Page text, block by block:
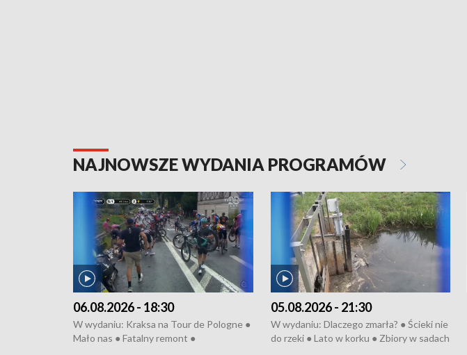
NAJNOWSZE WYDANIA PROGRAMÓW
06.08.2026 - 18:30
W wydaniu: Kraksa na Tour de Pologne ●
Mało nas ● Fatalny remont ●
05.08.2026 - 21:30
W wydaniu: Dlaczego zmarła? ● Ścieki nie
do rzeki ● Lato w korku ● Zbiory w sadach